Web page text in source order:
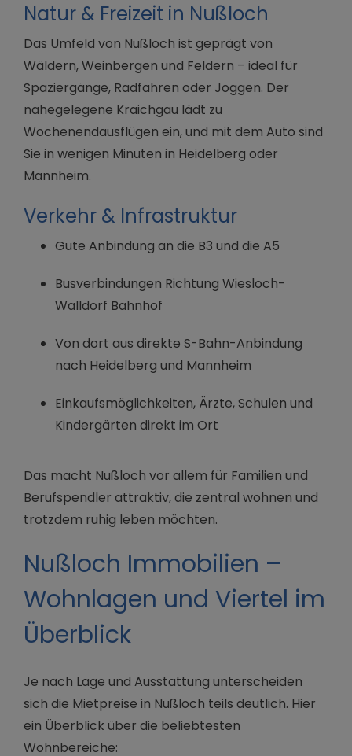
Natur & Freizeit in Nußloch
Das Umfeld von Nußloch ist geprägt von
Wäldern, Weinbergen und Feldern – ideal für
Spaziergänge, Radfahren oder Joggen. Der
nahegelegene Kraichgau lädt zu
Wochenendausflügen ein, und mit dem Auto sind
Sie in wenigen Minuten in Heidelberg oder
Mannheim.
Verkehr & Infrastruktur
Gute Anbindung an die B3 und die A5
Busverbindungen Richtung Wiesloch-
Walldorf Bahnhof
Von dort aus direkte S-Bahn-Anbindung
nach Heidelberg und Mannheim
Einkaufsmöglichkeiten, Ärzte, Schulen und
Kindergärten direkt im Ort
Das macht Nußloch vor allem für Familien und
Berufspendler attraktiv, die zentral wohnen und
trotzdem ruhig leben möchten.
Nußloch Immobilien –
Wohnlagen und Viertel im
Überblick
Je nach Lage und Ausstattung unterscheiden
sich die Mietpreise in Nußloch teils deutlich. Hier
ein Überblick über die beliebtesten
Wohnbereiche: